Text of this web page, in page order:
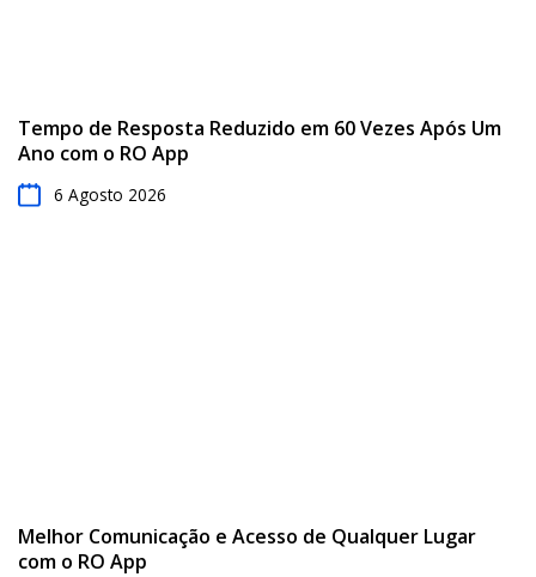
Tempo de Resposta Reduzido em 60 Vezes Após Um
Ano com o RO App
6 Agosto 2026
Melhor Comunicação e Acesso de Qualquer Lugar
com o RO App